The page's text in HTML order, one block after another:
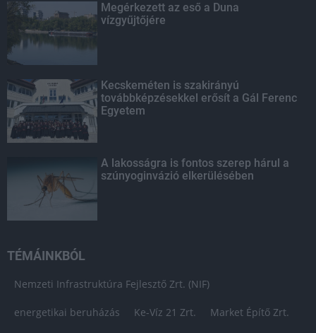
Megérkezett az eső a Duna
vízgyűjtőjére
Kecskeméten is szakirányú
továbbképzésekkel erősít a Gál Ferenc
Egyetem
A lakosságra is fontos szerep hárul a
szúnyoginvázió elkerülésében
TÉMÁINKBÓL
Nemzeti Infrastruktúra Fejlesztő Zrt. (NIF)
energetikai beruházás Ke-Víz 21 Zrt. Market Építő Zrt.